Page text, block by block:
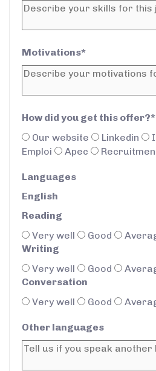
Motivations*
How did you get this offer?*
Our website
Linkedin
Emploi
Apec
Languages
English
Reading
Very well
Good
Writing
Very well
Good
Conversation
Very well
Good
Other languages